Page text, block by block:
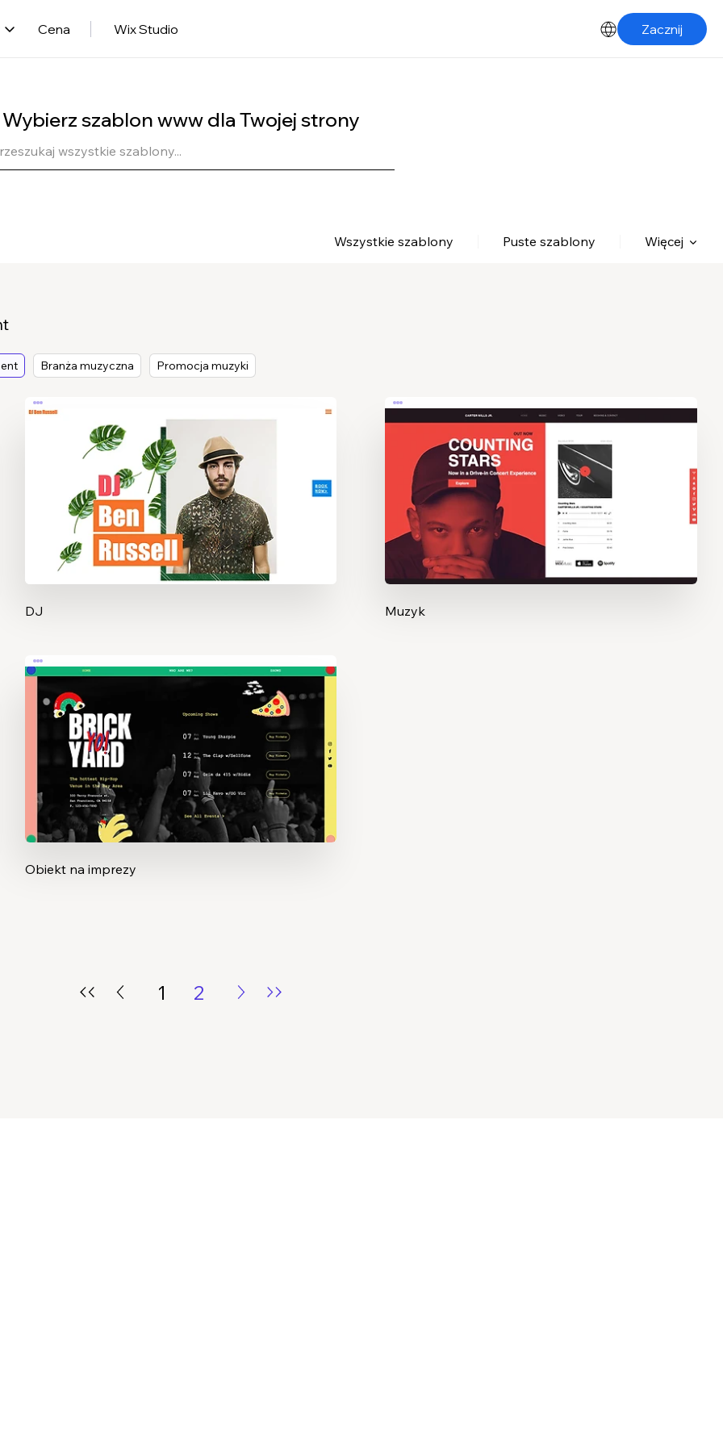
Cena Wix Studio Zacznij
Wybierz szablon www dla Twojej strony
Wszystkie szablony Puste szablony Więcej
Branża muzyczna Promocja muzyki
DJ Muzyk
Obiekt na imprezy
1 2